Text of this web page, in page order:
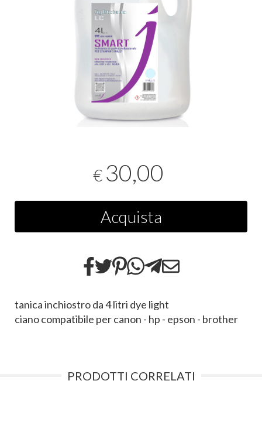
€ 30,00
Acquista
tanica inchiostro da 4 litri dye light
ciano compatibile per canon - hp - epson - brother
PRODOTTI CORRELATI